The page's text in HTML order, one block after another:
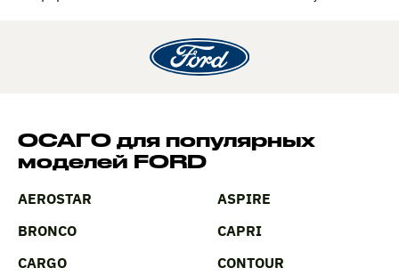
ОСАГО для популярных
моделей FORD
AEROSTAR
ASPIRE
BRONCO
CAPRI
CARGO
CONTOUR